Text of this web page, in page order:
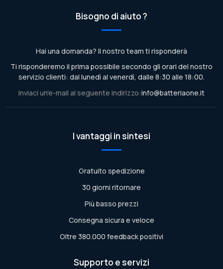
Bisogno di aiuto ?
Hai una domanda? Il nostro team ti risponderà
Ti risponderemo il prima possibile secondo gli orari del nostro
servizio clienti: dal lunedì al venerdì, dalle 8:30 alle 18:00.
Inviaci un'e-mail al seguente indirizzo:info@batteriaone.it
I vantaggi in sintesi
Gratuito spedizione
30 giorni ritornare
Più basso prezzi
Consegna sicura e veloce
Oltre 380.000 feedback positivi
Supporto e servizi